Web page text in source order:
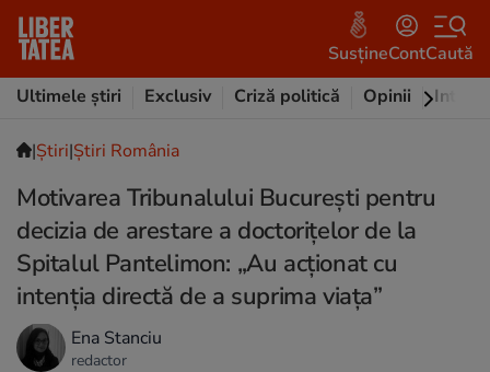
SusțineContCaută
Ultimele știri
Exclusiv Criză politică Opinii
|Ştiri|Știri România
Motivarea Tribunalului București pentru
decizia de arestare a doctorițelor de la
Spitalul Pantelimon: „Au acționat cu
intenția directă de a suprima viața”
Ena Stanciu
redactor